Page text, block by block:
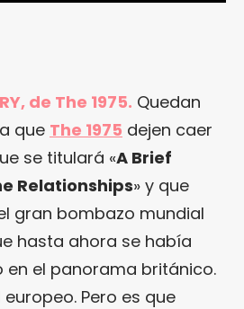
de The 1975. Quedan
que The 1975 dejen caer
se titulará «A Brief
Relationships» y que
gran bombazo mundial
hasta ahora se había
en el panorama británico.
Pero es que